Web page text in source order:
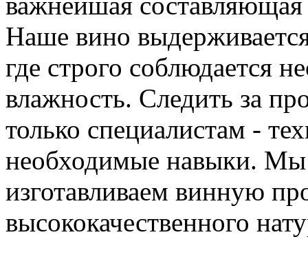
Наше вино
где строго соблюдается
влажность. Следить за
только специалистам -
необходимые навыки. Мы
изготавливаем винную
высококачественного